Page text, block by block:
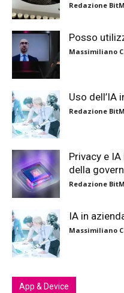
Redazione
Posso
Massimiliano
Uso dell’IA
Redazione
Privacy e
della
Redazione
IA in
Massimiliano
App & Device